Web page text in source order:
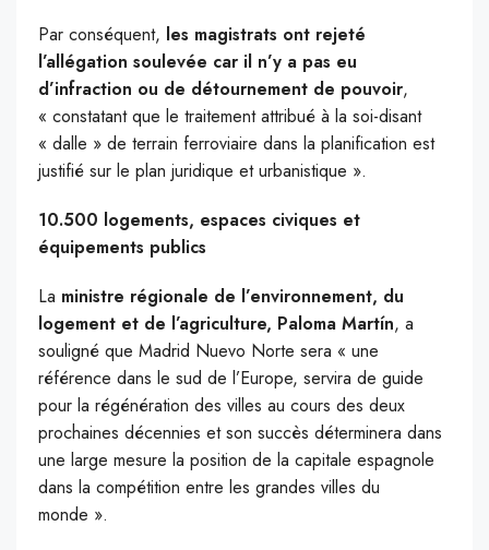
Par conséquent, les magistrats ont rejeté
l’allégation soulevée car il n’y a pas eu
d’infraction ou de détournement de pouvoir,
« constatant que le traitement attribué à la soi-disant
« dalle » de terrain ferroviaire dans la planification est
justifié sur le plan juridique et urbanistique ».
10.500 logements, espaces civiques et
équipements publics
La ministre régionale de l’environnement, du
logement et de l’agriculture, Paloma Martín, a
souligné que Madrid Nuevo Norte sera « une
référence dans le sud de l’Europe, servira de guide
pour la régénération des villes au cours des deux
prochaines décennies et son succès déterminera dans
une large mesure la position de la capitale espagnole
dans la compétition entre les grandes villes du
monde ».